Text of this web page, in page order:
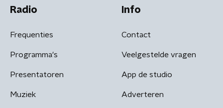
Radio
Frequenties
Programma's
Presentatoren
Muziek
Info
Contact
Veelgestelde vragen
App de studio
Adverteren